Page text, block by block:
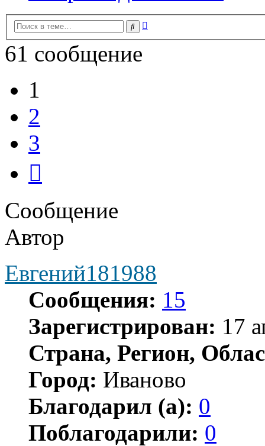
Поиск
61 сообщение
1
2
3
Сообщение
Автор
Евгений181988
Сообщения: 15
Зарегистрирован: 17
Страна, Регион,
Город: Иваново
Благодарил (а): 0
Поблагодарили: 0